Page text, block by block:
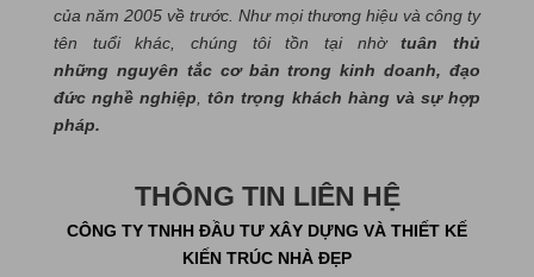
của năm 2005 về trước. Như mọi thương hiệu và công ty
tên tuổi khác, chúng tôi tồn tại nhờtuân thủ
những nguyên tắc cơ bản trong kinh doanh, đạo
đức nghề nghiệp ,tôn trọng khách hàng và sự hợp
pháp.
THÔNG TIN LIÊN HỆ
CÔNG TY TNHH ĐẦU TƯ XÂY DỰNG VÀ THIẾT KẾ
KIẾN TRÚC NHÀ ĐẸP